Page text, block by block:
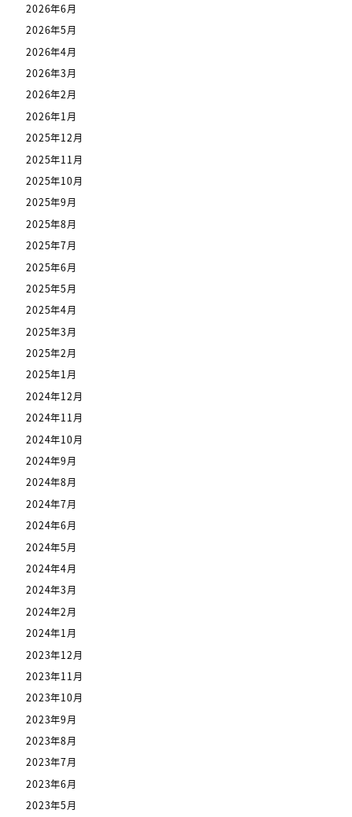
2026年6月
2026年5月
2026年4月
2026年3月
2026年2月
2026年1月
2025年12月
2025年11月
2025年10月
2025年9月
2025年8月
2025年7月
2025年6月
2025年5月
2025年4月
2025年3月
2025年2月
2025年1月
2024年12月
2024年11月
2024年10月
2024年9月
2024年8月
2024年7月
2024年6月
2024年5月
2024年4月
2024年3月
2024年2月
2024年1月
2023年12月
2023年11月
2023年10月
2023年9月
2023年8月
2023年7月
2023年6月
2023年5月